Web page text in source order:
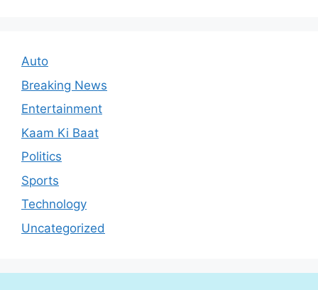
Auto
Breaking News
Entertainment
Kaam Ki Baat
Politics
Sports
Technology
Uncategorized